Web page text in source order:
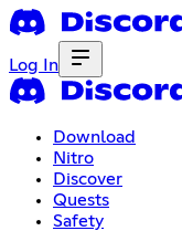
Log In
Download
Nitro
Discover
Quests
Safety